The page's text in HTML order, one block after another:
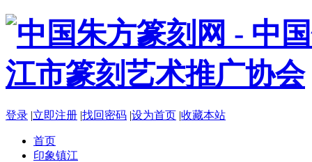
登录 |立即注册 |找回密码 |设为首页 |收藏本站
首页
印象镇江